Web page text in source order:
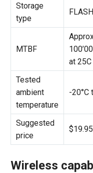
Storage
type
FLASH
MTBF
at 25C
Tested
ambient
temperature
-20°C
Suggested
price
$19.95
Wireless